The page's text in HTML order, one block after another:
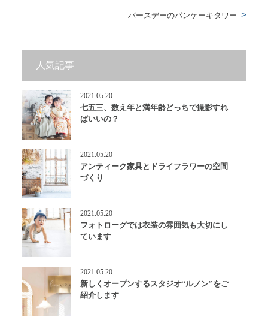
バースデーのパンケーキタワー
人気記事
2021.05.20
七五三、数え年と満年齢どっちで撮影すれ
ばいいの？
2021.05.20
アンティーク家具とドライフラワーの空間
づくり
2021.05.20
フォトローグでは衣装の雰囲気も大切にし
ています
2021.05.20
新しくオープンするスタジオ“ルノン”をご
紹介します